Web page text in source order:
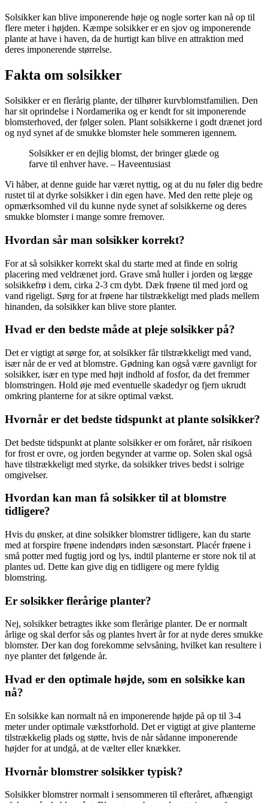
Solsikker kan blive imponerende høje og nogle sorter kan nå op til
flere meter i højden. Kæmpe solsikker er en sjov og imponerende
plante at have i haven, da de hurtigt kan blive en attraktion med
deres imponerende størrelse.
Fakta om solsikker
Solsikker er en flerårig plante, der tilhører kurvblomstfamilien. Den
har sit oprindelse i Nordamerika og er kendt for sit imponerende
blomsterhoved, der følger solen. Plant solsikkerne i godt drænet jord
og nyd synet af de smukke blomster hele sommeren igennem.
Solsikker er en dejlig blomst, der bringer glæde og
farve til enhver have. – Haveentusiast
Vi håber, at denne guide har været nyttig, og at du nu føler dig bedre
rustet til at dyrke solsikker i din egen have. Med den rette pleje og
opmærksomhed vil du kunne nyde synet af solsikkerne og deres
smukke blomster i mange somre fremover.
Hvordan sår man solsikker korrekt?
For at så solsikker korrekt skal du starte med at finde en solrig
placering med veldrænet jord. Grave små huller i jorden og lægge
solsikkefrø i dem, cirka 2-3 cm dybt. Dæk frøene til med jord og
vand rigeligt. Sørg for at frøene har tilstrækkeligt med plads mellem
hinanden, da solsikker kan blive store planter.
Hvad er den bedste måde at pleje solsikker på?
Det er vigtigt at sørge for, at solsikker får tilstrækkeligt med vand,
især når de er ved at blomstre. Gødning kan også være gavnligt for
solsikker, især en type med højt indhold af fosfor, da det fremmer
blomstringen. Hold øje med eventuelle skadedyr og fjern ukrudt
omkring planterne for at sikre optimal vækst.
Hvornår er det bedste tidspunkt at plante solsikker?
Det bedste tidspunkt at plante solsikker er om foråret, når risikoen
for frost er ovre, og jorden begynder at varme op. Solen skal også
have tilstrækkeligt med styrke, da solsikker trives bedst i solrige
omgivelser.
Hvordan kan man få solsikker til at blomstre
tidligere?
Hvis du ønsker, at dine solsikker blomstrer tidligere, kan du starte
med at forspire frøene indendørs inden sæsonstart. Placér frøene i
små potter med fugtig jord og lys, indtil planterne er store nok til at
plantes ud. Dette kan give dig en tidligere og mere fyldig
blomstring.
Er solsikker flerårige planter?
Nej, solsikker betragtes ikke som flerårige planter. De er normalt
årlige og skal derfor sås og plantes hvert år for at nyde deres smukke
blomster. Der kan dog forekomme selvsåning, hvilket kan resultere i
nye planter det følgende år.
Hvad er den optimale højde, som en solsikke kan
nå?
En solsikke kan normalt nå en imponerende højde på op til 3-4
meter under optimale vækstforhold. Det er vigtigt at give planterne
tilstrækkelig plads og støtte, hvis de når sådanne imponerende
højder for at undgå, at de vælter eller knækker.
Hvornår blomstrer solsikker typisk?
Solsikker blomstrer normalt i sensommeren til efteråret, afhængigt